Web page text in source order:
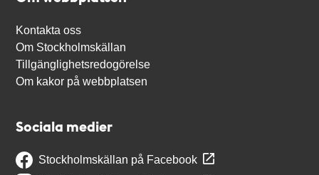
Kontakta oss
Om Stockholmskällan
Tillgänglighetsredogörelse
Om kakor på webbplatsen
Sociala medier
Stockholmskällan på Facebook